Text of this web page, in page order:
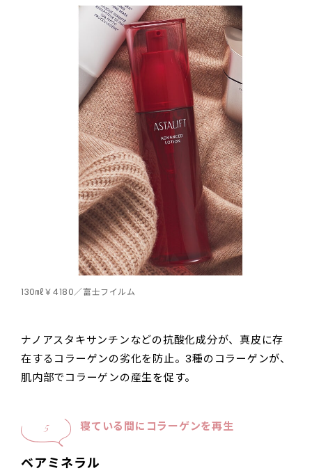
130㎖￥4180／富士フイルム
ナノアスタキサンチンなどの抗酸化成分が、真皮に存
在するコラーゲンの劣化を防止。3種のコラーゲンが、
肌内部でコラーゲンの産生を促す。
5 寝ている間にコラーゲンを再生
ベアミネラル